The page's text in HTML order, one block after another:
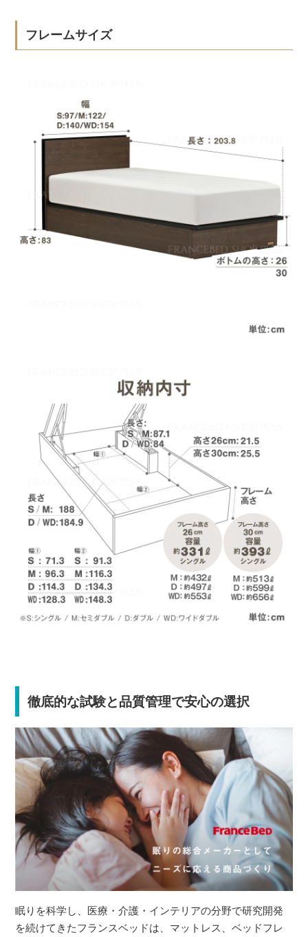
フレームサイズ
徹底的な試験と品質管理で安心の選択
眠りを科学し、医療・介護・インテリアの分野で研究開発
を続けてきたフランスベッドは、マットレス、ベッドフレ